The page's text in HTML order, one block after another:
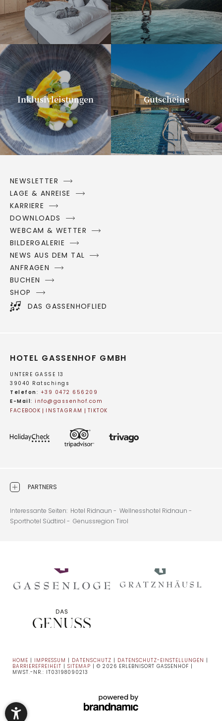
Inklusivleistungen Gutscheine
NEWSLETTER
LAGE & ANREISE
KARRIERE
DOWNLOADS
WEBCAM & WETTER
BILDERGALERIE
NEWS AUS DEM TAL
ANFRAGEN
BUCHEN
SHOP
DAS GASSENHOFLIED
HOTEL GASSENHOF GMBH
UNTERE GASSE 13
39040 Ratschings
Telefon: +39 0472 656209
E-Mail: info@ gassenhof.com
FACEBOOK
INSTAGRAM TIKTOK
PARTNERS
Interessante Seiten: Hotel Ridnaun - Wellnesshotel Ridnaun -
Sporthotel Südtirol - Genussregion Tirol
HOME | IMPRESSUM | DATENSCHUTZ | DATENSCHUTZ-EINSTELLUNGEN |
BARRIEREFREIHEIT | SITEMAP | © 2026 ERLEBNISORT GASSENHOF |
MWST.-NR.: IT03198090213